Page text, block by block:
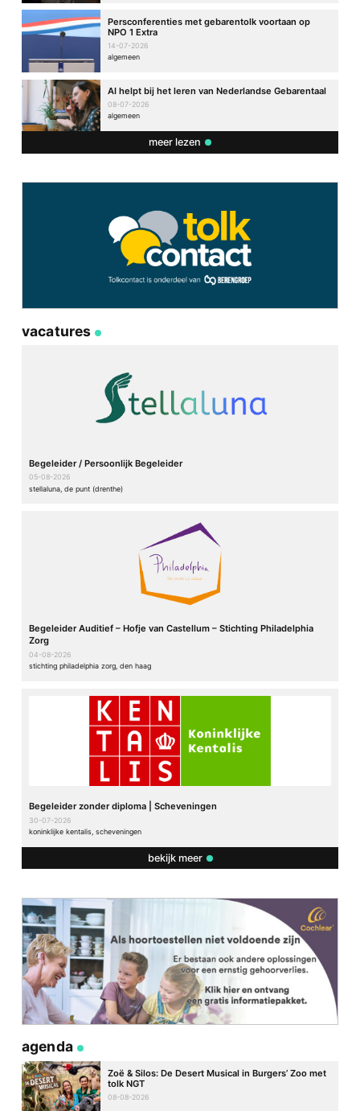
Persconferenties met gebarentolk voortaan op
NPO 1 Extra
14-07-2026
algemeen
AI helpt bij het leren van Nederlandse Gebarentaal
08-07-2026
algemeen
meer lezen
vacatures
Begeleider / Persoonlijk Begeleider
05-08-2026
stellaluna, de punt (drenthe)
Begeleider Auditief – Hofje van Castellum – Stichting Philadelphia
Zorg
04-08-2026
stichting philadelphia zorg, den haag
Begeleider zonder diploma | Scheveningen
30-07-2026
koninklijke kentalis, scheveningen
bekijk meer
agenda
Zoë & Silos: De Desert Musical in Burgers’ Zoo met
tolk NGT
08-08-2026